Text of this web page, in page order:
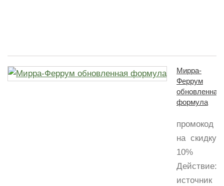
Мирра-
Феррум
обновленная
формула
промокод
на скидку
10%
источник